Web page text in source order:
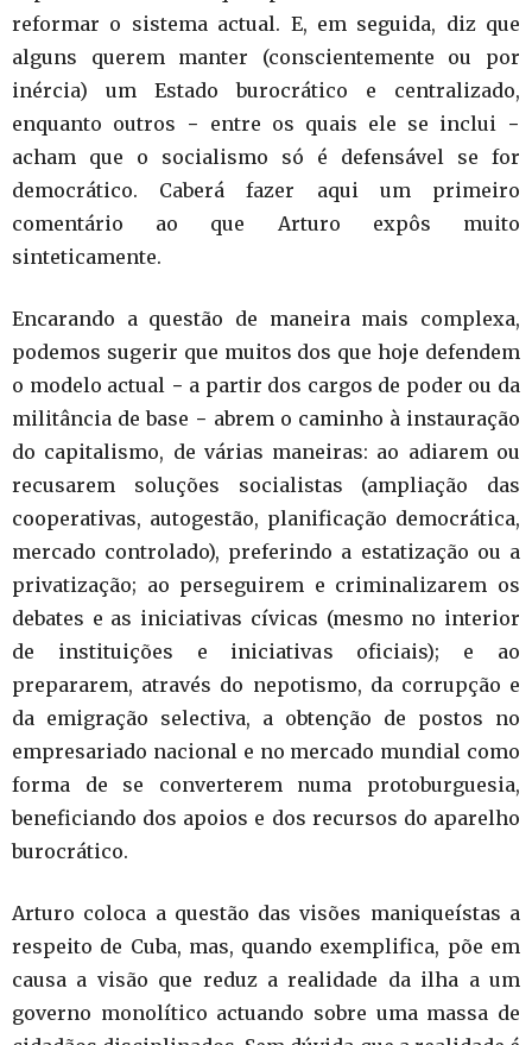
reformar o sistema actual. E, em seguida, diz que
alguns querem manter (conscientemente ou por
inércia) um Estado burocrático e centralizado,
enquanto outros − entre os quais ele se inclui −
acham que o socialismo só é defensável se for
democrático. Caberá fazer aqui um primeiro
comentário ao que Arturo expôs muito
sinteticamente.
Encarando a questão de maneira mais complexa,
podemos sugerir que muitos dos que hoje defendem
o modelo actual − a partir dos cargos de poder ou da
militância de base − abrem o caminho à instauração
do capitalismo, de várias maneiras: ao adiarem ou
recusarem soluções socialistas (ampliação das
cooperativas, autogestão, planificação democrática,
mercado controlado), preferindo a estatização ou a
privatização; ao perseguirem e criminalizarem os
debates e as iniciativas cívicas (mesmo no interior
de instituições e iniciativas oficiais); e ao
prepararem, através do nepotismo, da corrupção e
da emigração selectiva, a obtenção de postos no
empresariado nacional e no mercado mundial como
forma de se converterem numa protoburguesia,
beneficiando dos apoios e dos recursos do aparelho
burocrático.
Arturo coloca a questão das visões maniqueístas a
respeito de Cuba, mas, quando exemplifica, põe em
causa a visão que reduz a realidade da ilha a um
governo monolítico actuando sobre uma massa de